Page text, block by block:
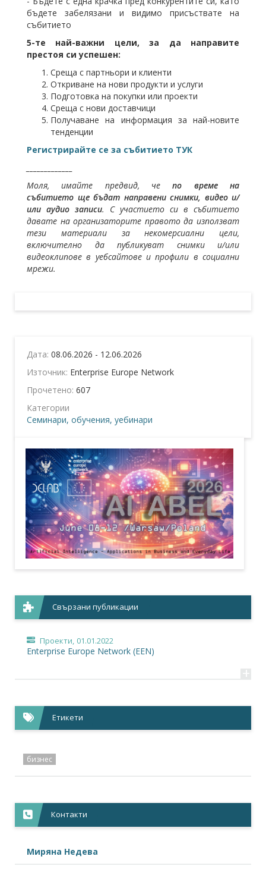
бъдете забелязани и видимо присъствате на
събитието
5-те най-важни цели, за да направите
престоя си успешен:
Среща с партньори и клиенти
Откриване на нови продукти и услуги
Подготовка на покупки или проекти
Среща с нови доставчици
Получаване на информация за най-новите
тенденции
Регистрирайте се за събитието ТУК
Моля, имайте предвид, чепо време на
събитието ще бъдат направени снимки, видео и/
или аудио записи. С участието си в събитието
давате на организаторите правото да използват
тези материали за некомерсиални цели,
включително да публикуват снимки и/или
видеоклипове в уебсайтове и профили в социални
мрежи.
Дата: 08.06.2026 - 12.06.2026
Източник: Enterprise Europe Network
Прочетено: 607
Категории
Семинари, обучения, уебинари
Свързани публикации
Проекти, 01.01.2022
Enterprise Europe Network (EEN)
+
Етикети
бизнес
Контакти
Миряна Недева